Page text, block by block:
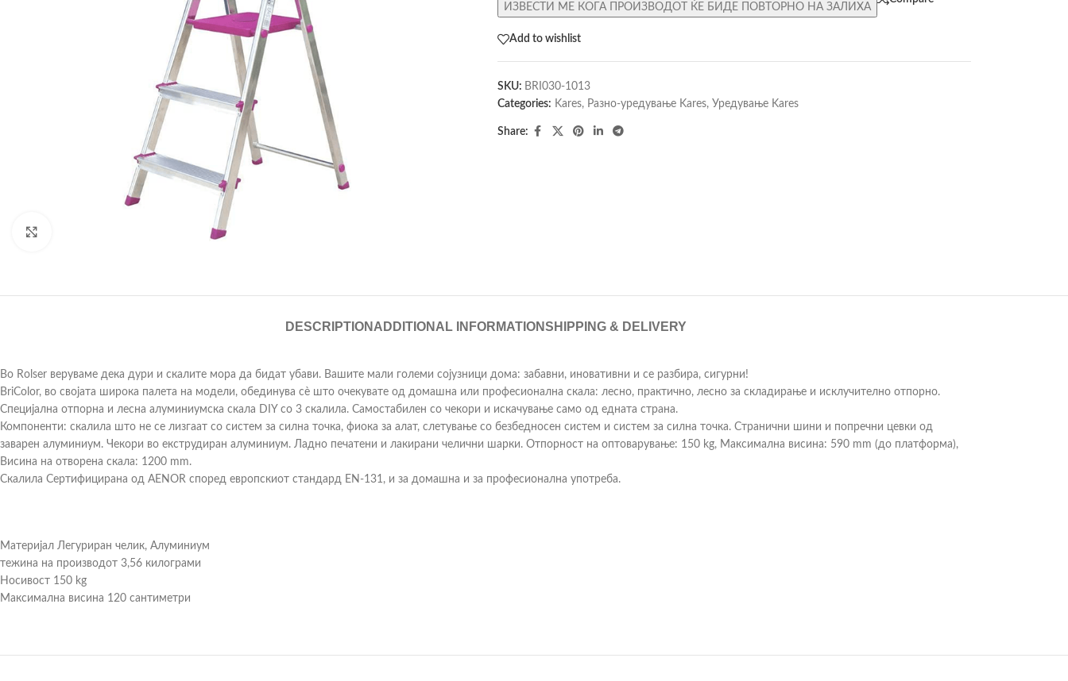
ИЗВЕСТИ МЕ КОГА ПРОИЗВОДОТ ЌЕ БИДЕ ПОВТОРНО НА ЗАЛИХА
Add to wishlist
SKU: BRI030-1013
Categories: Kares, Разно-уредување Kares, Уредување Kares
Share:
DESCRIPTION ADDITIONAL INFORMATIONSHIPPING & DELIVERY
Во Rolser веруваме дека дури и скалите мора да бидат убави. Вашите мали големи сојузници дома: забавни, иновативни и се разбира, сигурни!
BriColor, во својата широка палета на модели, обединува сè што очекувате од домашна или професионална скала: лесно, практично, лесно за складирање и исклучително отпорно.
Специјална отпорна и лесна алуминиумска скала DIY со 3 скалила. Самостабилен со чекори и искачување само од едната страна.
Компоненти: скалила што не се лизгаат со систем за силна точка, фиока за алат, слетување со безбедносен систем и систем за силна точка. Странични шини и попречни цевки од
заварен алуминиум. Чекори во екструдиран алуминиум. Ладно печатени и лакирани челични шарки. Отпорност на оптоварување: 150 kg, Максимална висина: 590 mm (до платформа),
Висина на отворена скала: 1200 mm.
Скалила Сертифицирана од AENOR според европскиот стандард EN-131, и за домашна и за професионална употреба.
Материјал Легуриран челик, Алуминиум
тежина на производот 3,56 килограми
Носивост 150 kg
Максимална висина 120 сантиметри